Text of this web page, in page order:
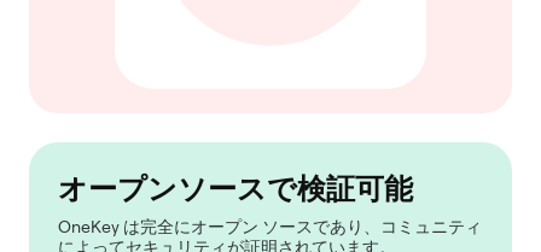
オープンソースで検証可能
OneKey は完全にオープン ソースであり、コミュニティ
によってセキュリティが証明されています。